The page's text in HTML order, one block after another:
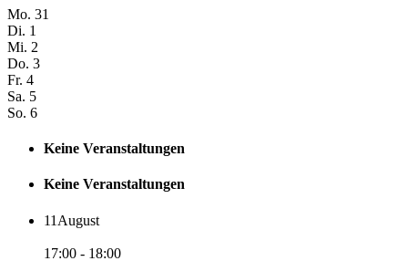
Mo. 31
Di. 1
Mi. 2
Do. 3
Fr. 4
Sa. 5
So. 6
Keine Veranstaltungen
Keine Veranstaltungen
11 August
17:00 - 18:00